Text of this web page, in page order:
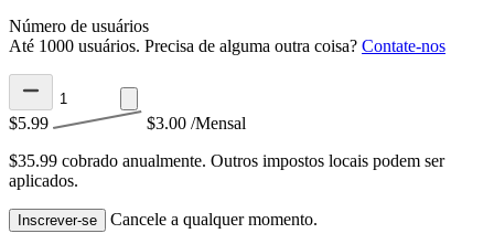
Número de usuários
Até 1000 usuários. Precisa de alguma outra coisa? Contate-nos
$5.99 $3.00 /Mensal
$35.99 cobrado anualmente. Outros impostos locais podem ser
aplicados.
Inscrever-se Cancele a qualquer momento.